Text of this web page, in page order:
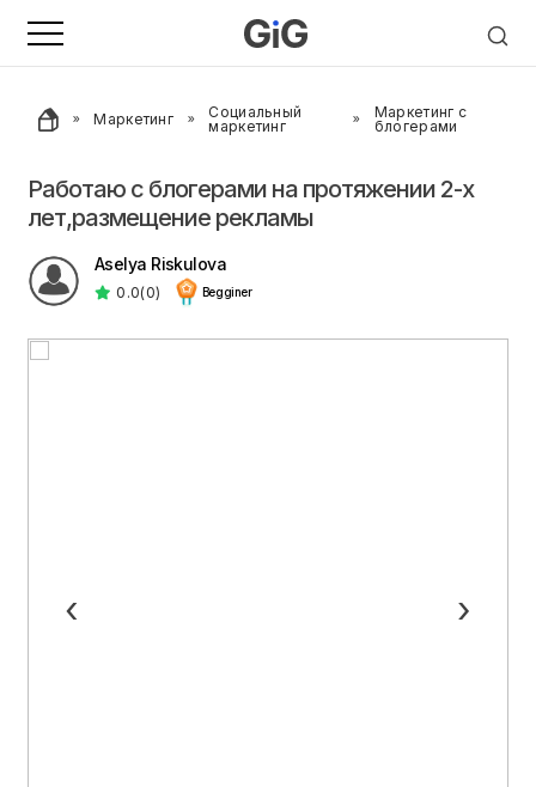
Маркетинг
Социальный
маркетинг
Маркетинг с
блогерами
Работаю с блогерами на протяжении 2-х
лет,размещение рекламы
Aselya Riskulova
0.0(0) Begginer
‹ ›